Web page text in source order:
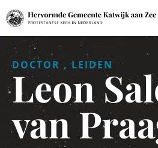
Ga
naar
inhoud
DOCTOR , LEIDEN
Leon
van